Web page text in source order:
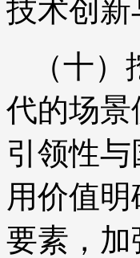
技术创
（十
代的场
引领性
用价值
要素，